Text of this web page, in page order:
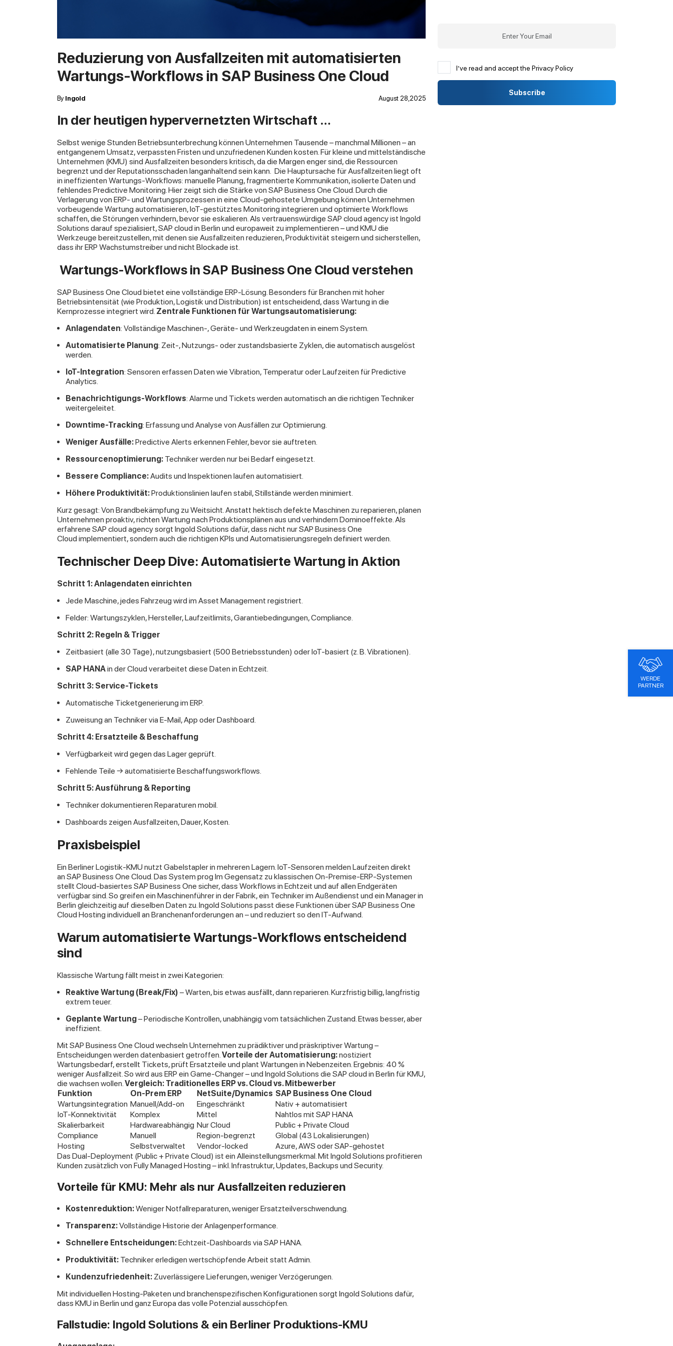
Reduzierung von Ausfallzeiten mit automatisierten
Wartungs-Workflows in SAP Business One Cloud
By Ingold August 28,2025
In der heutigen hypervernetzten Wirtschaft …
Selbst wenige Stunden Betriebsunterbrechung können Unternehmen Tausende – manchmal Millionen – an
entgangenem Umsatz, verpassten Fristen und unzufriedenen Kunden kosten. Für kleine und mittelständische
Unternehmen (KMU) sind Ausfallzeiten besonders kritisch, da die Margen enger sind, die Ressourcen
begrenzt und der Reputationsschaden langanhaltend sein kann. Die Hauptursache für Ausfallzeiten liegt oft
in ineffizienten Wartungs-Workflows: manuelle Planung, fragmentierte Kommunikation, isolierte Daten und
fehlendes Predictive Monitoring. Hier zeigt sich die Stärke von SAP Business One Cloud. Durch die
Verlagerung von ERP- und Wartungsprozessen in eine Cloud-gehostete Umgebung können Unternehmen
vorbeugende Wartung automatisieren, IoT-gestütztes Monitoring integrieren und optimierte Workflows
schaffen, die Störungen verhindern, bevor sie eskalieren. Als vertrauenswürdige SAP cloud agency ist Ingold
Solutions darauf spezialisiert, SAP cloud in Berlin und europaweit zu implementieren – und KMU die
Werkzeuge bereitzustellen, mit denen sie Ausfallzeiten reduzieren, Produktivität steigern und sicherstellen,
dass ihr ERP Wachstumstreiber und nicht Blockade ist.
Wartungs-Workflows in SAP Business One Cloud verstehen
SAP Business One Cloud bietet eine vollständige ERP-Lösung. Besonders für Branchen mit hoher
Betriebsintensität (wie Produktion, Logistik und Distribution) ist entscheidend, dass Wartung in die
Kernprozesse integriert wird. Zentrale Funktionen für Wartungsautomatisierung:
Anlagendaten: Vollständige Maschinen-, Geräte- und Werkzeugdaten in einem System.
Automatisierte Planung: Zeit-, Nutzungs- oder zustandsbasierte Zyklen, die automatisch ausgelöst
werden.
IoT-Integration: Sensoren erfassen Daten wie Vibration, Temperatur oder Laufzeiten für Predictive
Analytics.
Benachrichtigungs-Workflows: Alarme und Tickets werden automatisch an die richtigen Techniker
weitergeleitet.
Downtime-Tracking: Erfassung und Analyse von Ausfällen zur Optimierung.
Weniger Ausfälle:Predictive Alerts erkennen Fehler, bevor sie auftreten.
Ressourcenoptimierung: Techniker werden nur bei Bedarf eingesetzt.
Bessere Compliance:Audits und Inspektionen laufen automatisiert.
Höhere Produktivität:Produktionslinien laufen stabil, Stillstände werden minimiert.
Kurz gesagt: Von Brandbekämpfung zu Weitsicht. Anstatt hektisch defekte Maschinen zu reparieren, planen
Unternehmen proaktiv, richten Wartung nach Produktionsplänen aus und verhindern Dominoeffekte. Als
erfahrene SAP cloud agency sorgt Ingold Solutions dafür, dass nicht nur SAP Business One
Cloud implementiert, sondern auch die richtigen KPIs und Automatisierungsregeln definiert werden.
Technischer Deep Dive: Automatisierte Wartung in Aktion
Schritt 1: Anlagendaten einrichten
Jede Maschine, jedes Fahrzeug wird im Asset Management registriert.
Felder: Wartungszyklen, Hersteller, Laufzeitlimits, Garantiebedingungen, Compliance.
Schritt 2: Regeln & Trigger
Zeitbasiert (alle 30 Tage), nutzungsbasiert (500 Betriebsstunden) oder IoT-basiert (z. B. Vibrationen).
SAP HANAin der Cloud verarbeitet diese Daten in Echtzeit.
Schritt 3: Service-Tickets
Automatische Ticketgenerierung im ERP.
Zuweisung an Techniker via E-Mail, App oder Dashboard.
Schritt 4: Ersatzteile & Beschaffung
Verfügbarkeit wird gegen das Lager geprüft.
Fehlende Teile → automatisierte Beschaffungsworkflows.
Schritt 5: Ausführung & Reporting
Techniker dokumentieren Reparaturen mobil.
Dashboards zeigen Ausfallzeiten, Dauer, Kosten.
Praxisbeispiel
Ein Berliner Logistik-KMU nutzt Gabelstapler in mehreren Lagern. IoT-Sensoren melden Laufzeiten direkt
an SAP Business One Cloud. Das System prog Im Gegensatz zu klassischen On-Premise-ERP-Systemen
stellt Cloud-basiertes SAP Business One sicher, dass Workflows in Echtzeit und auf allen Endgeräten
verfügbar sind. So greifen ein Maschinenführer in der Fabrik, ein Techniker im Außendienst und ein Manager in
Berlin gleichzeitig auf dieselben Daten zu. Ingold Solutions passt diese Funktionen über SAP Business One
Cloud Hosting individuell an Branchenanforderungen an – und reduziert so den IT-Aufwand.
Warum automatisierte Wartungs-Workflows entscheidend
sind
Klassische Wartung fällt meist in zwei Kategorien:
Reaktive Wartung (Break/Fix) – Warten, bis etwas ausfällt, dann reparieren. Kurzfristig billig, langfristig
extrem teuer.
Geplante Wartung– Periodische Kontrollen, unabhängig vom tatsächlichen Zustand. Etwas besser, aber
ineffizient.
Mit SAP Business One Cloud wechseln Unternehmen zu prädiktiver und präskriptiver Wartung –
Entscheidungen werden datenbasiert getroffen.Vorteile der Automatisierung:nostiziert
Wartungsbedarf, erstellt Tickets, prüft Ersatzteile und plant Wartungen in Nebenzeiten. Ergebnis: 40 %
weniger Ausfallzeit. So wird aus ERP ein Game-Changer – und Ingold Solutions die SAP cloud in Berlin für KMU,
die wachsen wollen.Vergleich: Traditionelles ERP vs. Cloud vs. Mitbewerber
Funktion
On-Prem ERP NetSuite/Dynamics SAP Business One Cloud
Wartungsintegration Manuell/Add-on Eingeschränkt
Nativ + automatisiert
IoT-Konnektivität
Komplex Mittel
Nahtlos mit SAP HANA
Skalierbarkeit
Hardwareabhängig Nur Cloud
Public + Private Cloud
Compliance
Manuell Region-begrenzt
Global (43 Lokalisierungen)
Hosting
Selbstverwaltet Vendor-locked
Azure, AWS oder SAP-gehostet
Das Dual-Deployment (Public + Private Cloud) ist ein Alleinstellungsmerkmal. Mit Ingold Solutions profitieren
Kunden zusätzlich von Fully Managed Hosting – inkl. Infrastruktur, Updates, Backups und Security.
Vorteile für KMU: Mehr als nur Ausfallzeiten reduzieren
Kostenreduktion:Weniger Notfallreparaturen, weniger Ersatzteilverschwendung.
Transparenz:Vollständige Historie der Anlagenperformance.
Schnellere Entscheidungen:Echtzeit-Dashboards via SAP HANA.
Produktivität: Techniker erledigen wertschöpfende Arbeit statt Admin.
Kundenzufriedenheit: Zuverlässigere Lieferungen, weniger Verzögerungen.
Mit individuellen Hosting-Paketen und branchenspezifischen Konfigurationen sorgt Ingold Solutions dafür,
dass KMU in Berlin und ganz Europa das volle Potenzial ausschöpfen.
Fallstudie: Ingold Solutions & ein Berliner Produktions-KMU
I’ve read and accept the Privacy Policy
WERDE
PARTNER